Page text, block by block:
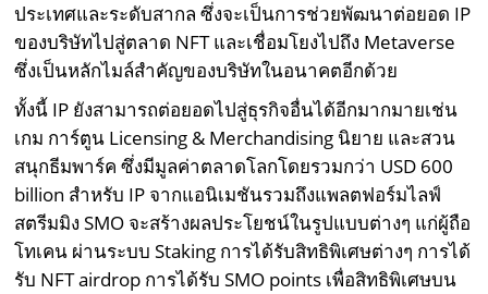
ประเทศและระดับสากล ซึ่งจะเป็นการช่วยพัฒนาต่อยอด IP
ของบริษัทไปสู่ตลาด NFT และเชื่อมโยงไปถึง Metaverse
ซึ่งเป็นหลักไมล์สำคัญของบริษัทในอนาคตอีกด้วย
ทั้งนี้ IP ยังสามารถต่อยอดไปสู่ธุรกิจอื่นได้อีกมากมายเช่น
เกม การ์ตูน Licensing & Merchandising นิยาย และสวน
สนุกธีมพาร์ค ซึ่งมีมูลค่าตลาดโลกโดยรวมกว่า USD 600
billion สำหรับ IP จากแอนิเมชันรวมถึงแพลตฟอร์มไลฟ์
สตรีมมิง SMO จะสร้างผลประโยชน์ในรูปแบบต่างๆ แก่ผู้ถือ
โทเคน ผ่านระบบ Staking การได้รับสิทธิพิเศษต่างๆ การได้
รับ NFT airdrop การได้รับ SMO points เพื่อสิทธิพิเศษบน